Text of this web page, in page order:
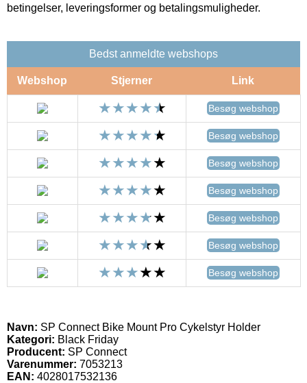
betingelser, leveringsformer og betalingsmuligheder.
Bedst anmeldte webshops
Webshop Stjerner Link
Besøg webshop
Besøg webshop
Besøg webshop
Besøg webshop
Besøg webshop
Besøg webshop
Besøg webshop
Navn: SP Connect Bike Mount Pro Cykelstyr Holder
Kategori: Black Friday
Producent: SP Connect
Varenummer: 7053213
EAN: 4028017532136